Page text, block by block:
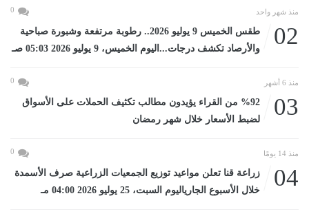
منذ شهر واحد 0
02
طقس الخميس 9 يوليو 2026.. رطوبة مرتفعة وشبورة صباحية
والأرصاد تكشف درجات...اليوم الخميس، 9 يوليو 2026 05:03 صـ
منذ 6 أشهر 0
03
%92 من القراء يؤيدون مطالب تكثيف الحملات على الأسواق
لضبط الأسعار خلال شهر رمضان
منذ 14 يومًا 0
04
زراعة قنا تعلن مواعيد توزيع الجمعيات الزراعية صرف الأسمدة
خلال الأسبوع الجارياليوم السبت، 25 يوليو 2026 04:00 مـ